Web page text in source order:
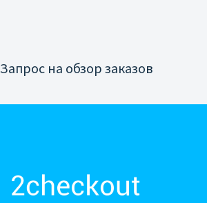
Запрос на обзор заказов